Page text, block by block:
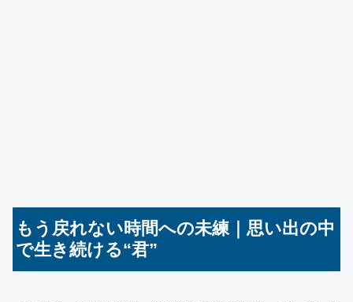
もう戻れない時間への未練｜思い出の中
で生き続ける“君”